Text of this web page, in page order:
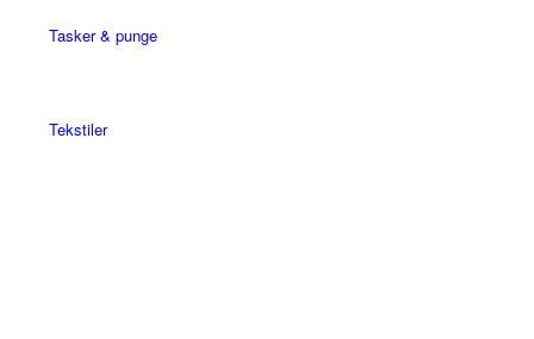
Tasker & punge
Tekstiler